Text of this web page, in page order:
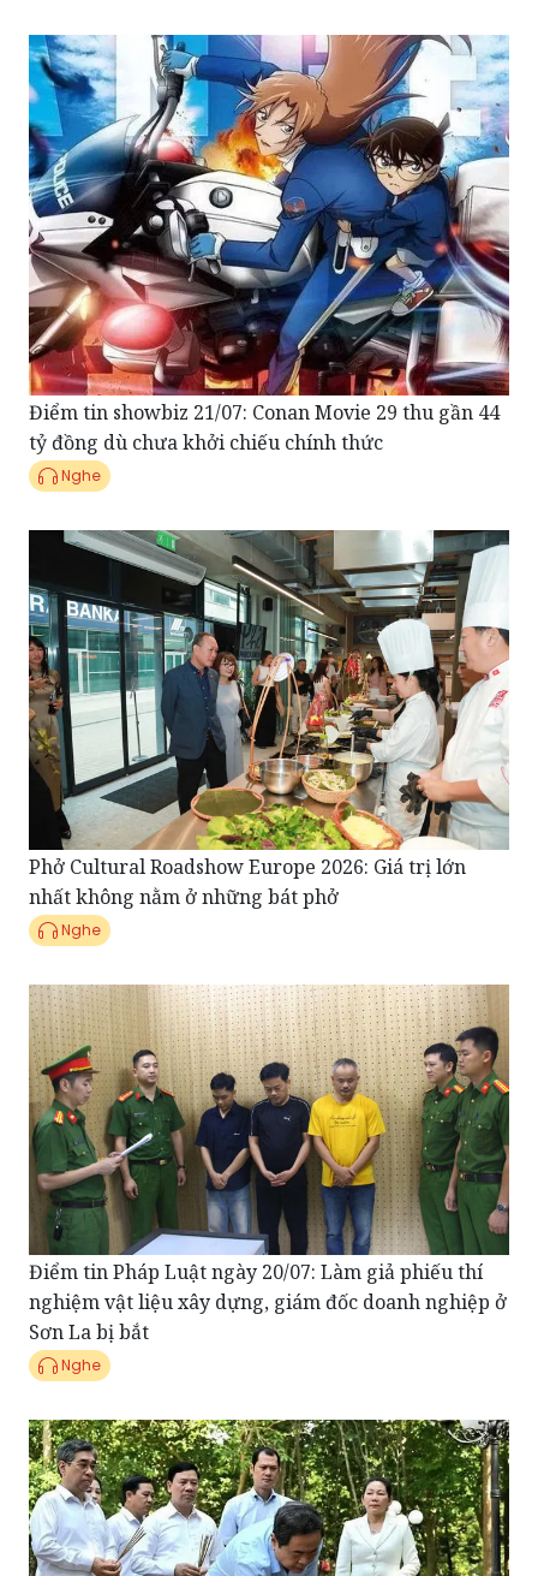
Điểm tin showbiz 21/07: Conan Movie 29 thu gần 44
tỷ đồng dù chưa khởi chiếu chính thức
Nghe
Phở Cultural Roadshow Europe 2026: Giá trị lớn
nhất không nằm ở những bát phở
Nghe
Điểm tin Pháp Luật ngày 20/07: Làm giả phiếu thí
nghiệm vật liệu xây dựng, giám đốc doanh nghiệp ở
Sơn La bị bắt
Nghe